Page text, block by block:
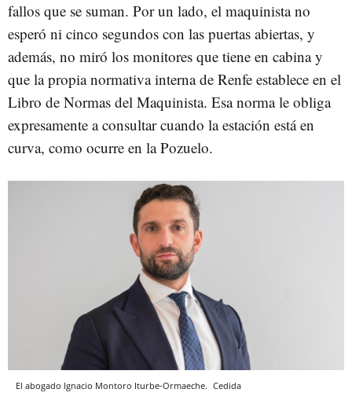
fallos que se suman. Por un lado, el maquinista no
esperó ni cinco segundos con las puertas abiertas, y
además, no miró los monitores que tiene en cabina y
que la propia normativa interna de Renfe establece en el
Libro de Normas del Maquinista. Esa norma le obliga
expresamente a consultar cuando la estación está en
curva, como ocurre en la Pozuelo.
El abogado Ignacio Montoro Iturbe-Ormaeche. Cedida